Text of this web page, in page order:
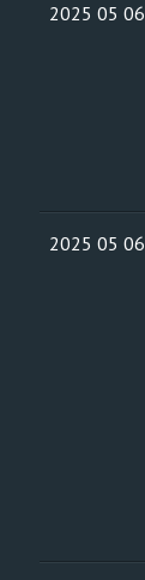
2025 05 06
2025 05 06